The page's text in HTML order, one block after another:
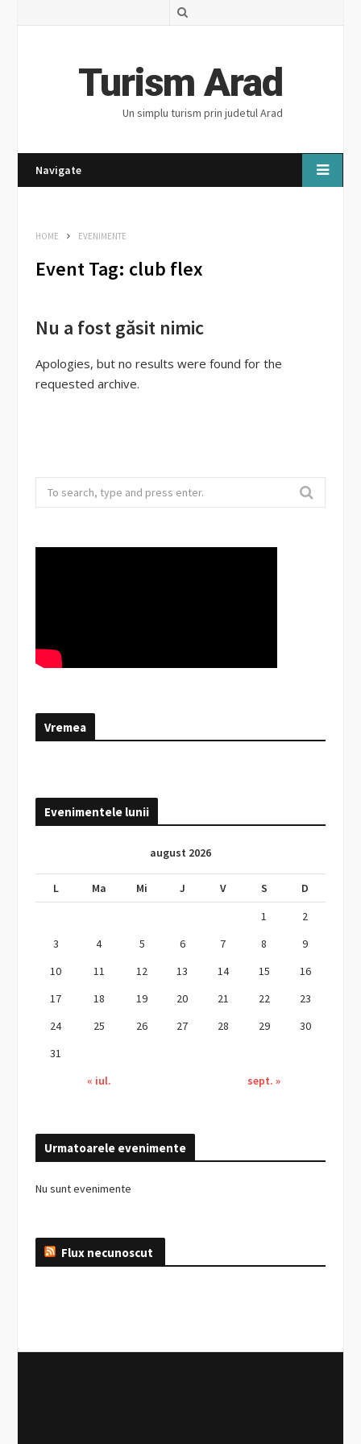
c
Turism Arad
Un simplu turism prin judetul Arad
Navigate
HOME EVENIMENTE
Event Tag: club flex
Nu a fost găsit nimic
Apologies, but no results were found for the
requested archive.
Search
for:
Vremea
Evenimentele lunii
august 2026
L Ma Mi J V S
D
1
2
3
4 5 6 7 8
9
10
11 12 13 14 15
16
17
18 19 20 21 22
23
24
25 26 27 28 29
30
31
« iul.
sept. »
Urmatoarele evenimente
Nu sunt evenimente
Flux necunoscut